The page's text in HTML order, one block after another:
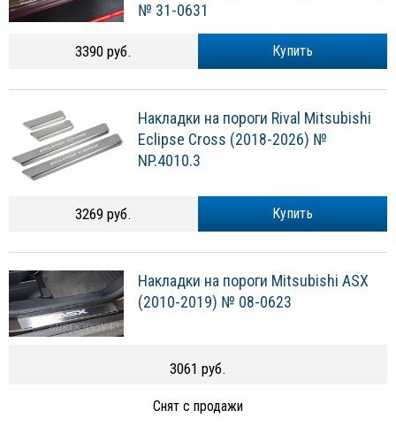
№ 31-0631
Купить
3390 руб.
Накладки на пороги Rival Mitsubishi
Eclipse Cross (2018-2026) №
NP.4010.3
Купить
3269 руб.
Накладки на пороги Mitsubishi ASX
(2010-2019) № 08-0623
3061 руб.
Снят с продажи